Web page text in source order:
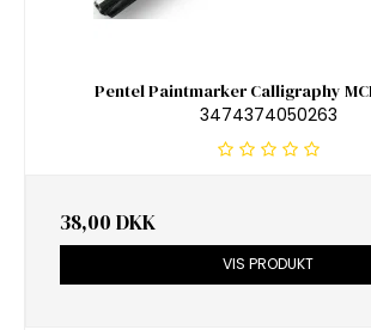
Pentel Paintmarker Calligraphy
3474374050263
38,00 DKK
VIS PRODUKT